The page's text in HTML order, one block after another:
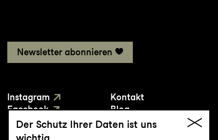
Newsletter abonnieren
Instagram
Facebook
YouTube
Kontakt
Blog
Presse
Der Schutz Ihrer Daten ist uns